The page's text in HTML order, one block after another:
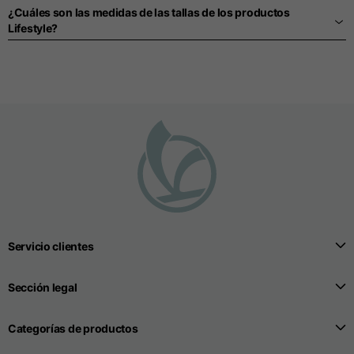
¿Cuáles son las medidas de las tallas de los productos
Lifestyle?
Servicio clientes
Sección legal
Categorías de productos